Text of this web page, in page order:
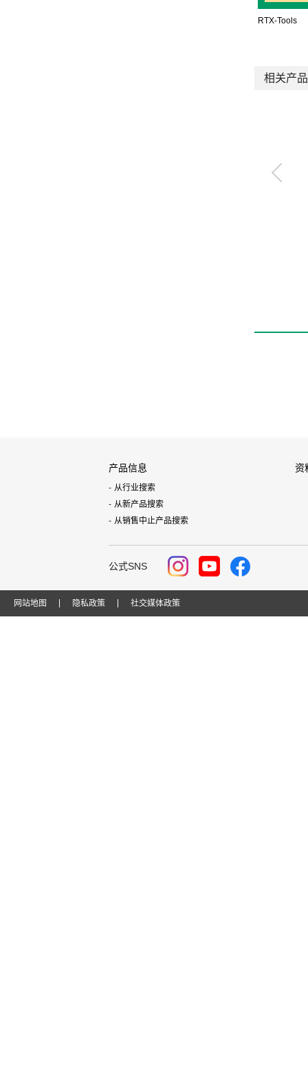
RTX-Tools
相关产品
产品信息
从行业搜索
从新产品搜索
从销售中止产品搜索
资
公式SNS
网站地图 隐私政策 社交媒体政策